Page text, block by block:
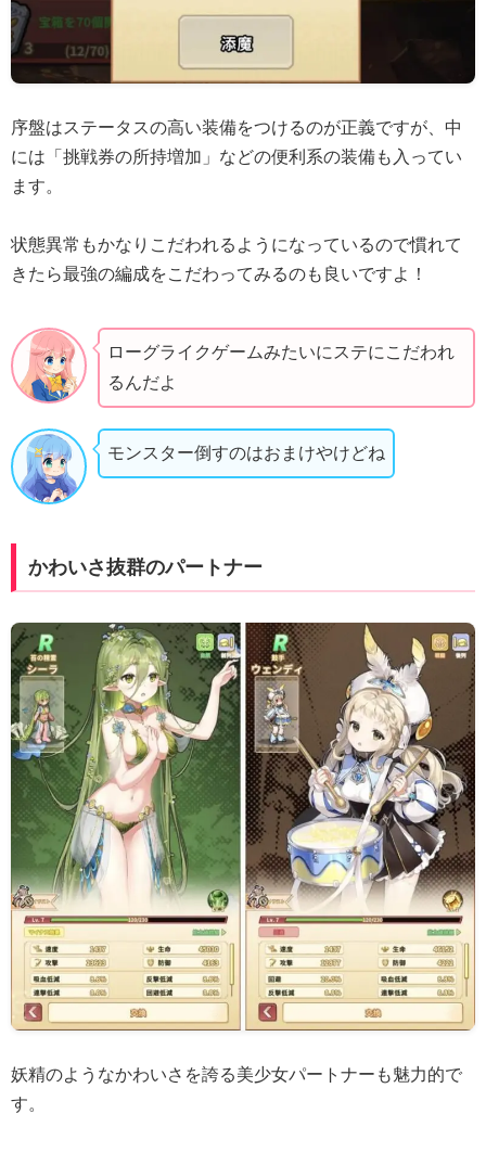
序盤はステータスの高い装備をつけるのが正義ですが、中
には「挑戦券の所持増加」などの便利系の装備も入ってい
ます。
状態異常もかなりこだわれるようになっているので慣れて
きたら最強の編成をこだわってみるのも良いですよ！
ローグライクゲームみたいにステにこだわれ
るんだよ
モンスター倒すのはおまけやけどね
かわいさ抜群のパートナー
妖精のようなかわいさを誇る美少女パートナーも魅力的で
す。